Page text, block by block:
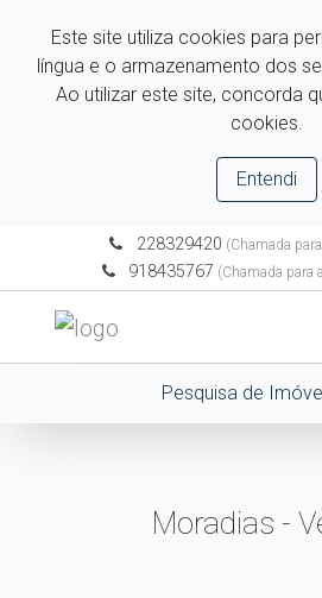
Este site utiliza cookies para
língua e o armazenamento dos
Ao utilizar este site, concorda
cookies.
Entendi
228329420 (Chamada
918435767 (Chamada para
Pesquisa de
Moradias -